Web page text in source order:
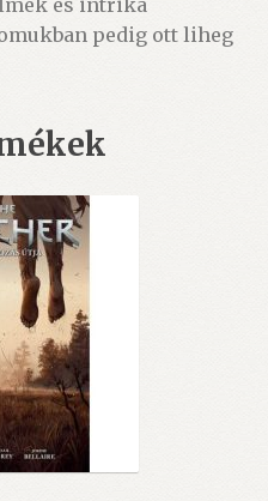
és intrika
pedig ott liheg